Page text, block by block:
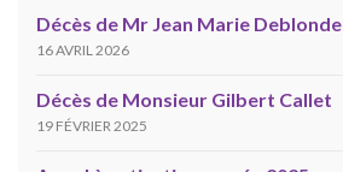
Décès de Mr Jean Marie Deblonde
16 AVRIL 2026
Décès de Monsieur Gilbert Callet
19 FÉVRIER 2025